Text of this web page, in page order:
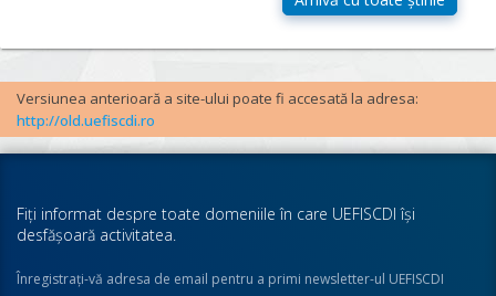
Versiunea anterioară a site-ului poate fi accesată la adresa:
http://old.uefiscdi.ro
Fiţi informat despre toate domeniile în care UEFISCDI îşi
desfăşoară activitatea.
Înregistraţi-vă adresa de email pentru a primi newsletter-ul UEFISCDI